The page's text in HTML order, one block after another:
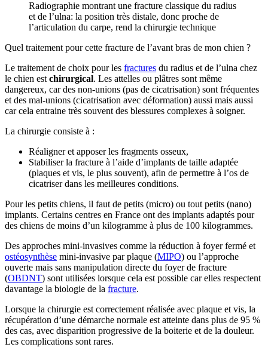
Radiographie montrant une fracture classique du radius
et de l’ulna: la position très distale, donc proche de
l’articulation du carpe, rend la chirurgie technique
Quel traitement pour cette fracture de l’avant bras de mon chien ?
Le traitement de choix pour les fractures du radius et de l’ulna chez
le chien est chirurgical. Les attelles ou plâtres sont même
dangereux, car des non-unions (pas de cicatrisation) sont fréquentes
et des mal-unions (cicatrisation avec déformation) aussi mais aussi
car cela entraine très souvent des blessures complexes à soigner.
La chirurgie consiste à :
Réaligner et apposer les fragments osseux,
Stabiliser la fracture à l’aide d’implants de taille adaptée
(plaques et vis, le plus souvent), afin de permettre à l’os de
cicatriser dans les meilleures conditions.
Pour les petits chiens, il faut de petits (micro) ou tout petits (nano)
implants. Certains centres en France ont des implants adaptés pour
des chiens de moins d’un kilogramme à plus de 100 kilogrammes.
Des approches mini-invasives comme la réduction à foyer fermé et
ostéosynthèse mini-invasive par plaque (MIPO) ou l’approche
ouverte mais sans manipulation directe du foyer de fracture
(OBDNT) sont utilisées lorsque cela est possible car elles respectent
davantage la biologie de la fracture.
Lorsque la chirurgie est correctement réalisée avec plaque et vis, la
récupération d’une démarche normale est atteinte dans plus de 95 %
des cas, avec disparition progressive de la boiterie et de la douleur.
Les complications sont rares.